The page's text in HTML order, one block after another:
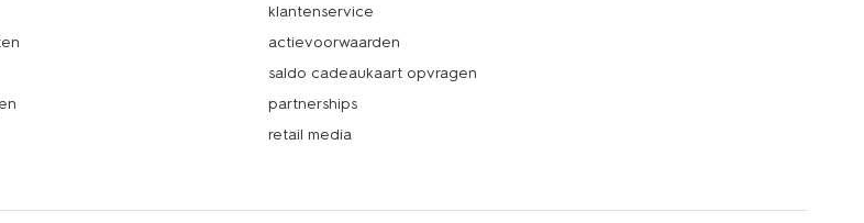
klantenservice
actievoorwaarden
saldo cadeaukaart opvragen
partnerships
retail media